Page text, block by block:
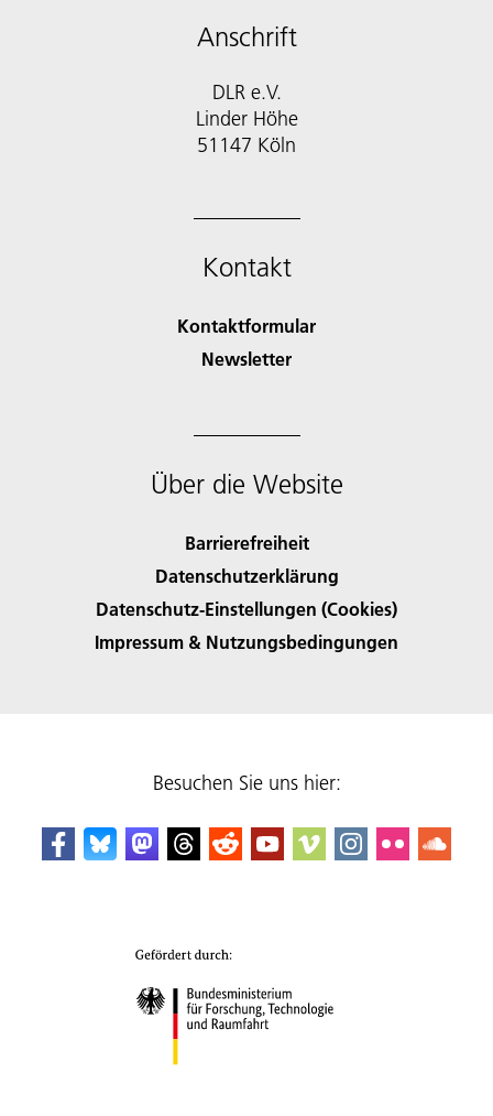
Anschrift
DLR e.V.
Linder Höhe
51147 Köln
Kontakt
Kontaktformular
Newsletter
Über die Website
Barrierefreiheit
Datenschutzerklärung
Datenschutz-Einstellungen (Cookies)
Impressum & Nutzungsbedingungen
Besuchen Sie uns hier: